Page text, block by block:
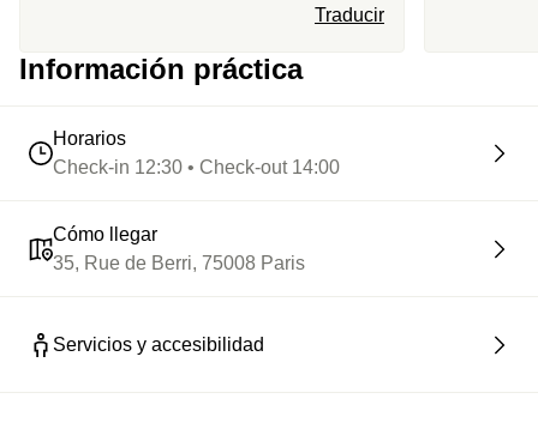
Traducir
Información práctica
Horarios
Check-in 12:30 • Check-out 14:00
Cómo llegar
35, Rue de Berri, 75008 Paris
Servicios y accesibilidad